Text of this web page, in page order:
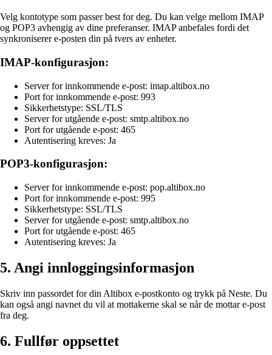
Velg kontotype som passer best for deg. Du kan velge mellom IMAP
og POP3 avhengig av dine preferanser. IMAP anbefales fordi det
synkroniserer e-posten din på tvers av enheter.
IMAP-konfigurasjon:
Server for innkommende e-post: imap.altibox.no
Port for innkommende e-post: 993
Sikkerhetstype: SSL/TLS
Server for utgående e-post: smtp.altibox.no
Port for utgående e-post: 465
Autentisering kreves: Ja
POP3-konfigurasjon:
Server for innkommende e-post: pop.altibox.no
Port for innkommende e-post: 995
Sikkerhetstype: SSL/TLS
Server for utgående e-post: smtp.altibox.no
Port for utgående e-post: 465
Autentisering kreves: Ja
5. Angi innloggingsinformasjon
Skriv inn passordet for din Altibox e-postkonto og trykk på Neste. Du
kan også angi navnet du vil at mottakerne skal se når de mottar e-post
fra deg.
6. Fullfør oppsettet